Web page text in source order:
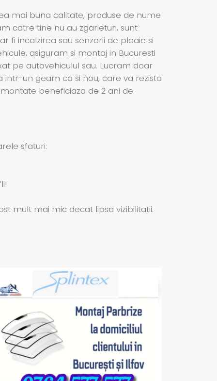
mai buna calitate, produse de nume
catre tine nu au zgarieturi, sunt
fi incalzirea sau senzorii de ploaie si
asiguram si montaj in Bucuresti
pe autovehiculul sau. Lucram doar
un geam ca si nou, care va rezista
beneficiaza de 2 ani de
sfaturi:
mult mai mic decat lipsa vizibilitatii.